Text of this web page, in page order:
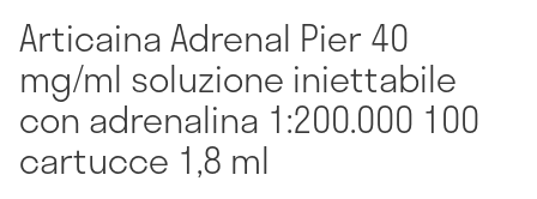
Articaina Adrenal Pier 40
mg/ml soluzione iniettabile
con adrenalina 1:200.000 100
cartucce 1,8 ml